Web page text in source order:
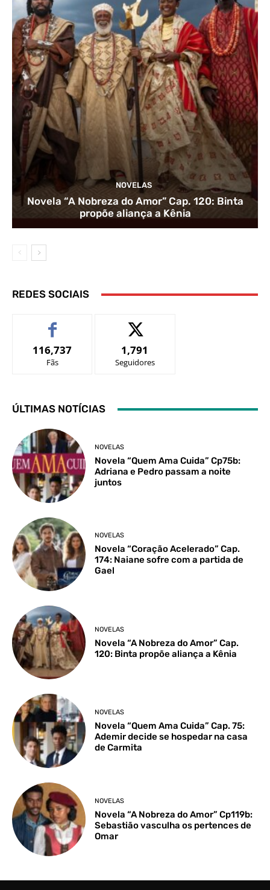
NOVELAS
Novela “A Nobreza do Amor” Cap. 120: Binta
propõe aliança a Kênia
REDES SOCIAIS
116,737
Fãs
1,791
Seguidores
ÚLTIMAS NOTÍCIAS
NOVELAS
Novela “Quem Ama Cuida” Cp75b:
Adriana e Pedro passam a noite
juntos
NOVELAS
Novela “Coração Acelerado” Cap.
174: Naiane sofre com a partida de
Gael
NOVELAS
Novela “A Nobreza do Amor” Cap.
120: Binta propõe aliança a Kênia
NOVELAS
Novela “Quem Ama Cuida” Cap. 75:
Ademir decide se hospedar na casa
de Carmita
NOVELAS
Novela “A Nobreza do Amor” Cp119b:
Sebastião vasculha os pertences de
Omar